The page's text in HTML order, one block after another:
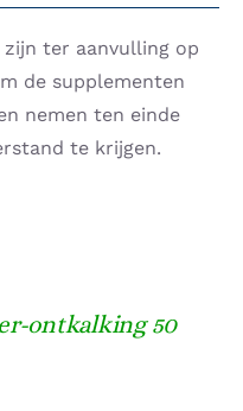
zijn ter aanvulling op
de supplementen
nemen ten einde
te krijgen.
ontkalking 50